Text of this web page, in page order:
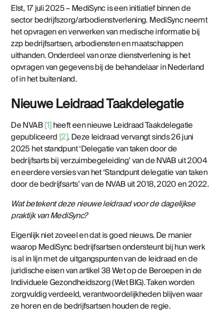
Elst, 17 juli 2025 – MediSync is een initiatief binnen de
sector bedrijfszorg/arbodienstverlening. MediSync neemt
het opvragen en verwerken van medische informatie bij
zzp bedrijfsartsen, arbodiensten en maatschappen
uithanden. Onderdeel van onze dienstverlening is het
opvragen van gegevens bij de behandelaar in Nederland
of in het buitenland.
Nieuwe Leidraad Taakdelegatie
De NVAB[1]heeft een nieuwe Leidraad Taakdelegatie
gepubliceerd[2]. Deze leidraad vervangt sinds 26 juni
2025 het standpunt ‘Delegatie van taken door de
bedrijfsarts bij verzuimbegeleiding’ van de NVAB uit 2004
en eerdere versies van het ‘Standpunt delegatie van taken
door de bedrijfsarts’ van de NVAB uit 2018, 2020 en 2022.
Wat betekent deze nieuwe leidraad voor de dagelijkse
praktijk van MediSync?
Eigenlijk niet zoveel en dat is goed nieuws. De manier
waarop MediSync bedrijfsartsen ondersteunt bij hun werk
is al in lijn met de uitgangspunten van de leidraad en de
juridische eisen van artikel 38 Wet op de Beroepen in de
Individuele Gezondheidszorg (Wet BIG). Taken worden
zorgvuldig verdeeld, verantwoordelijkheden blijven waar
ze horen en de bedrijfsartsen houden de regie.